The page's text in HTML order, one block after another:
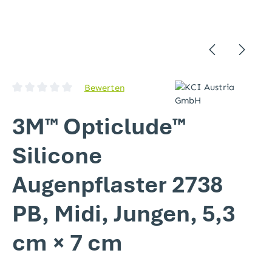
Durchschnittliche Bewertung von 0 von 5 Sternen
Bewerten
3M™ Opticlude™
Silicone
Augenpflaster 2738
PB, Midi, Jungen, 5,3
cm × 7 cm